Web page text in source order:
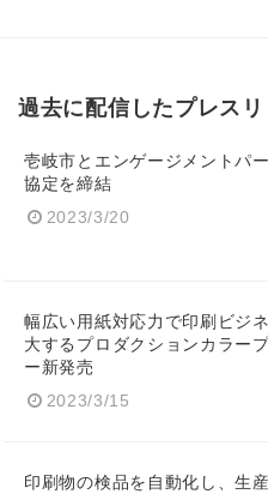
過去に配信したプレスリ
壱岐市とエンゲージメントパ
協定を締結
2023/3/20
幅広い用紙対応力で印刷ビジ
大するプロダクションカラー
ー新発売
2023/3/15
印刷物の検品を自動化し、生